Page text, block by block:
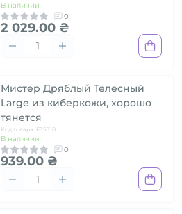
В наличии
0
2 029.00 ₴
Мистер Дряблый Телесный
Large из киберкожи, хорошо
тянется
Код товара: F35310
В наличии
0
939.00 ₴